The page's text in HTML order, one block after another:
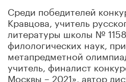
Среди победителей
Кравцова, учитель
литературы школы №
филологических наук,
метапредметной
учитель, финалист
Москвы – 2021», автор